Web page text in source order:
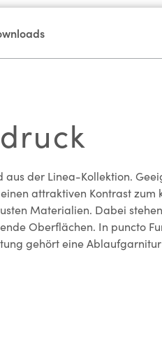
der Linea-Kollektion.
attraktiven Kontrast
Materialien. Dabei
Oberflächen. In puncto
gehört eine